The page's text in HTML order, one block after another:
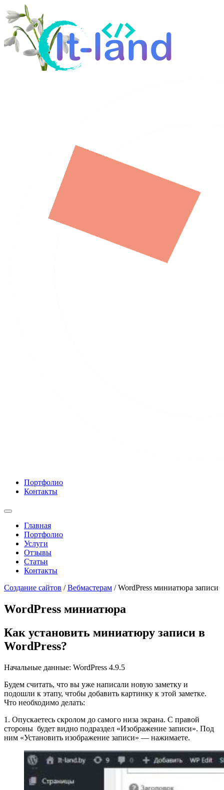
Портфолио
Контакты
Главная
Портфолио
Услуги
Отзывы
Статьи
Контакты
Cоздание сайтов / Вебмастерам /WordPress миниатюра записи
WordPress миниатюра
Как установить миниатюру записи в
WordPress?
Начальные данные: WordPress 4.9.5
Будем считать, что вы уже написали новую заметку и
подошли к этапу, чтобы добавить картинку к этой заметке.
Что необходимо делать:
1. Опускаетесь скролом до самого низа экрана. С правой
стороны будет видно подраздел «Изображение записи». Под
ним «Установить изображение записи» — нажимаете.